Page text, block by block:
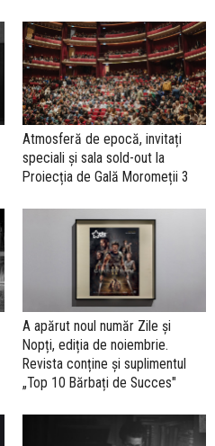
Atmosferă de epocă, invitați
speciali și sala sold-out la
Proiecția de Gală Moromeții 3
A apărut noul număr Zile și
Nopți, ediția de noiembrie.
Revista conține și suplimentul
„Top 10 Bărbați de Succes"